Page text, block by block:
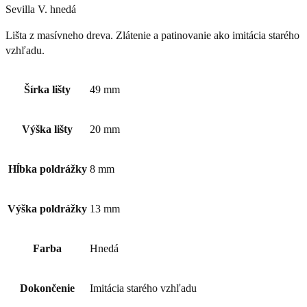
Sevilla V. hnedá
Lišta z masívneho dreva. Zlátenie a patinovanie ako imitácia starého
vzhľadu.
Šírka lišty 49 mm
Výška lišty 20 mm
Hĺbka poldrážky 8 mm
Výška poldrážky 13 mm
Farba Hnedá
Dokončenie Imitácia starého vzhľadu